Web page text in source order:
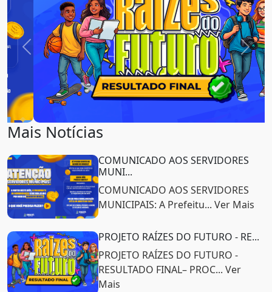
Previous Next
Mais Notícias
COMUNICADO AOS SERVIDORES
MUNI...
COMUNICADO AOS SERVIDORES
MUNICIPAIS: A Prefeitu... Ver Mais
PROJETO RAÍZES DO FUTURO - RE...
PROJETO RAÍZES DO FUTURO -
RESULTADO FINAL– PROC... Ver
Mais